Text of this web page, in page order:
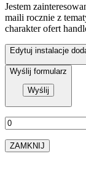
Jestem
maili rocznie z
charakter ofert
Edytuj instalacje
Wyślij formularz
ZAMKNIJ